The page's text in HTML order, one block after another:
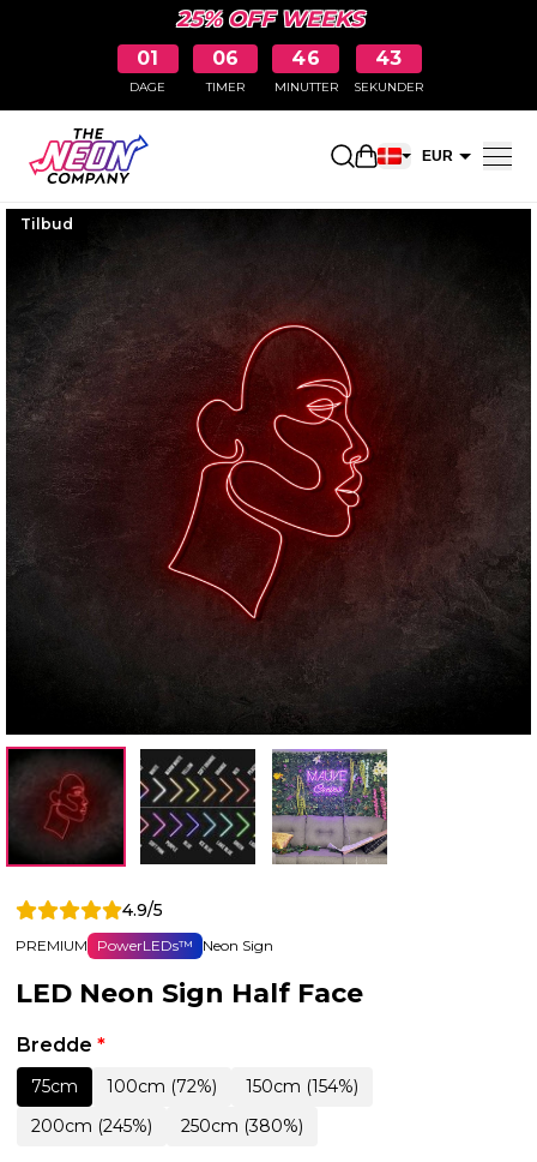
25% OFF WEEKS
01
DAGE
06
TIMER
46
MINUTTER
42
SEKUNDER
Åbn EUR
Tilbud
4.9/5
PREMIUM PowerLEDs™ Neon Sign
LED Neon Sign Half Face
Bredde *
75cm 100cm (72%)
150cm (154%)
200cm (245%)
250cm (380%)